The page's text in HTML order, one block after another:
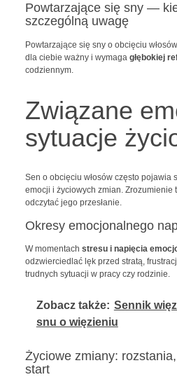
Powtarzające się sny —
szczególną uwagę
Powtarzające się sny o obcięciu
dla ciebie ważny i wymaga głębokiej
codziennym.
Związane
sytuacje
Sen o obcięciu włosów często pojawia
emocji i życiowych zmian.
odczytać jego przesłanie.
Okresy emocjonalnego
W momentach stresu i napięcia
odzwierciedlać lęk przed stratą,
trudnych sytuacji w pracy czy rodzinie.
Zobacz także: Sennik
snu o więzieniu
Życiowe zmiany:
start